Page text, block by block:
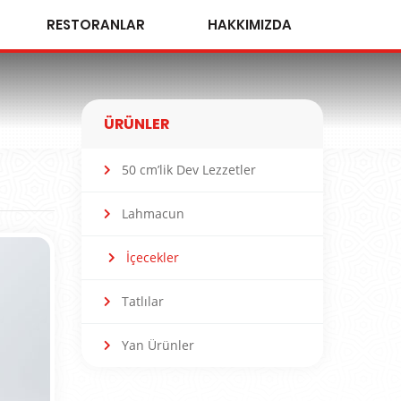
RESTORANLAR HAKKIMIZDA
ÜRÜNLER
50 cm’lik Dev Lezzetler
Lahmacun
İçecekler
Tatlılar
Yan Ürünler